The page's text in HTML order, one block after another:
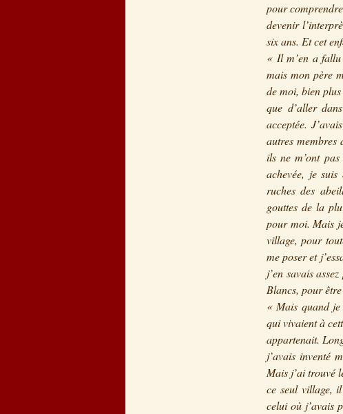
pour
devenir
six ans. Et cet
« Il m’en a
mais mon père
de moi, bien
que d’aller
acceptée.
autres membres
ils ne m’ont
achevée, je
ruches des
gouttes de la
pour moi. Mais
village, pour
me poser et
j’en savais
Blancs, pour
« Mais quand
qui vivaient à
appartenait.
j’avais inventé
Mais j’ai trouvé
ce seul village,
celui où j’avais